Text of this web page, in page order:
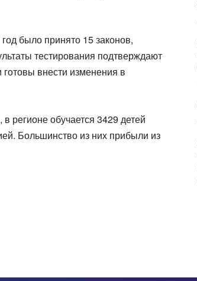
было принято 15 законов,
тестирования подтверждают
внести изменения в
регионе обучается 3429 детей
Большинство из них прибыли из